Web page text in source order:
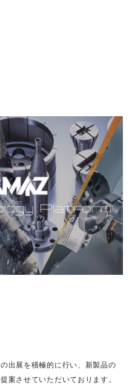
出展を積極的に行い、新製品の
案させていただいております。